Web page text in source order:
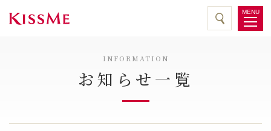
MENU
INFORMATION
お知らせ一覧